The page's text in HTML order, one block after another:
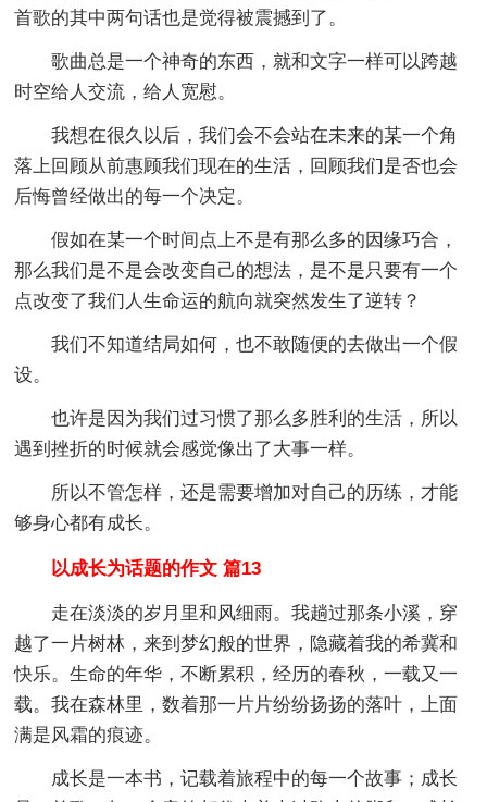
首歌的其中两句话也是觉得被震撼到了。
歌曲总是一个神奇的东西，就和文字一样可以跨越
时空给人交流，给人宽慰。
我想在很久以后，我们会不会站在未来的某一个角
落上回顾从前惠顾我们现在的生活，回顾我们是否也会
后悔曾经做出的每一个决定。
假如在某一个时间点上不是有那么多的因缘巧合，
那么我们是不是会改变自己的想法，是不是只要有一个
点改变了我们人生命运的航向就突然发生了逆转？
我们不知道结局如何，也不敢随便的去做出一个假
设。
也许是因为我们过习惯了那么多胜利的生活，所以
遇到挫折的时候就会感觉像出了大事一样。
所以不管怎样，还是需要增加对自己的历练，才能
够身心都有成长。
以成长为话题的作文 篇13
走在淡淡的岁月里和风细雨。我趟过那条小溪，穿
越了一片树林，来到梦幻般的世界，隐藏着我的希冀和
快乐。生命的年华，不断累积，经历的春秋，一载又一
载。我在森林里，数着那一片片纷纷扬扬的落叶，上面
满是风霜的痕迹。
成长是一本书，记载着旅程中的每一个故事；成长